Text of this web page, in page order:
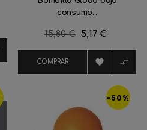
consumo...
Precio
15,80 € Precio
5,17 €
COMPRAR  
-50%